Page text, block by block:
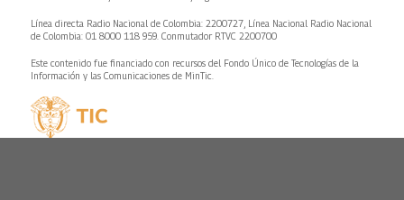
Línea directa Radio Nacional de Colombia: 2200727, Línea Nacional Radio Nacional
de Colombia: 01 8000 118 959. Conmutador RTVC 2200700
Este contenido fue financiado con recursos del Fondo Único de Tecnologías de la
Información y las Comunicaciones de MinTic.